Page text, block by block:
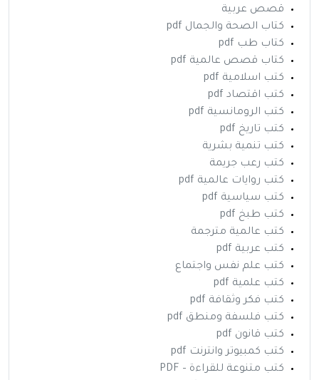
قصص عربية
كتاب الصحة والجمال pdf
كتاب طب pdf
كتاب قصص عالمية pdf
كتب اسلامية pdf
كتب اقتصاد pdf
كتب الرومانسية pdf
كتب تاريخ pdf
كتب تنمية بشرية
كتب رعب جريمة
كتب روايات عالمية pdf
كتب سياسية pdf
كتب طبخ pdf
كتب عالمية مترجمة
كتب عربية pdf
كتب علم نفس واجتماع
كتب علمية pdf
كتب فكر وثقافة pdf
كتب فلسفة ومنطق pdf
كتب قانون pdf
كتب كمبيوتر وانترنت pdf
كتب متنوعة للقراءة – PDF